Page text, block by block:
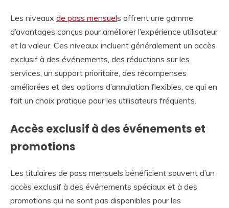
Les niveaux de pass mensuels offrent une gamme
d’avantages conçus pour améliorer l’expérience utilisateur
et la valeur. Ces niveaux incluent généralement un accès
exclusif à des événements, des réductions sur les
services, un support prioritaire, des récompenses
améliorées et des options d’annulation flexibles, ce qui en
fait un choix pratique pour les utilisateurs fréquents.
Accès exclusif à des événements et
promotions
Les titulaires de pass mensuels bénéficient souvent d’un
accès exclusif à des événements spéciaux et à des
promotions qui ne sont pas disponibles pour les